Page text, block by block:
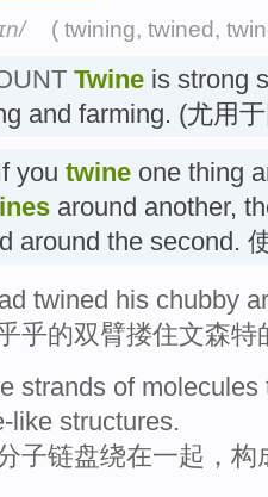
( twining, twined,
Twine is strong
and farming. (尤用
you twine one thing
around another,
around the second.
twined his chubby
乎的双臂搂住文森特
strands of
like structures.
子链盘绕在一起，构